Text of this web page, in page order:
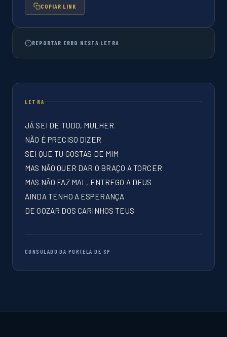
LETRA
JÁ SEI DE TUDO, MULHER
NÃO É PRECISO DIZER
SEI QUE TU GOSTAS DE MIM
MAS NÃO QUER DAR O BRAÇO A TORCER
MAS NÃO FAZ MAL, ENTREGO A DEUS
AINDA TENHO A ESPERANÇA
DE GOZAR DOS CARINHOS TEUS
CONSULADO DA PORTELA DE SP
COPIAR LINK
REPORTAR ERRO NESTA LETRA